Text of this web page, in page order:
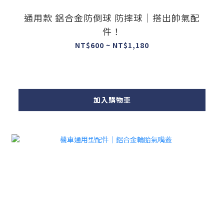
通用款 鋁合金防倒球 防摔球｜搭出帥氣配
件！
NT$600 ~ NT$1,180
加入購物車